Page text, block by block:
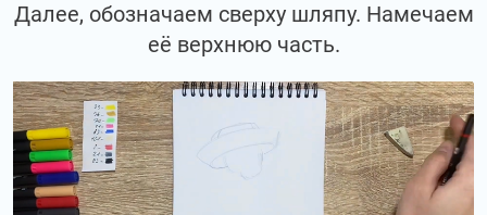
Далее, обозначаем сверху шляпу. Намечаем
её верхнюю часть.